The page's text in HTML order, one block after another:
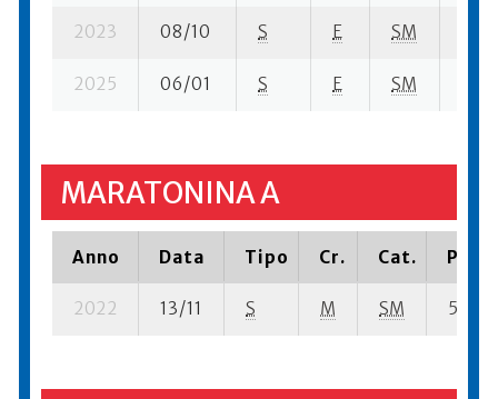
2023 08/10 S E SM
2025 06/01 S E SM
MARATONINA A
Anno Data Tipo Cr. Cat.
2022 13/11 S M SM 58 su-